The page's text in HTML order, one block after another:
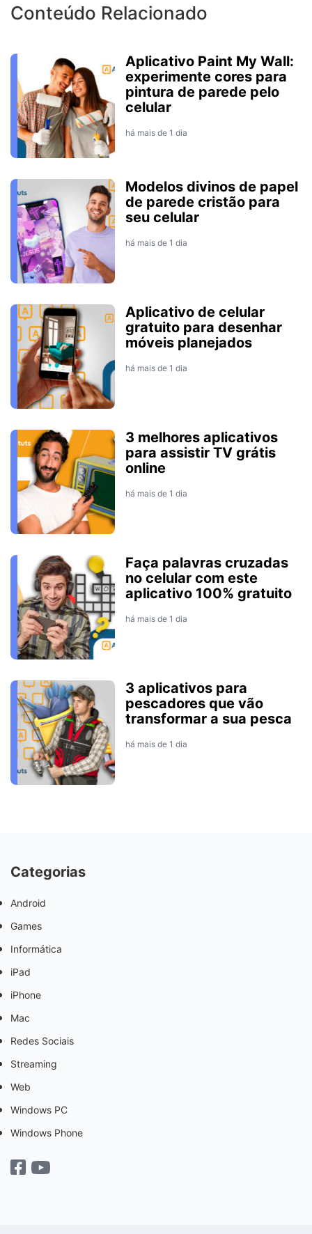
Conteúdo Relacionado
Aplicativo Paint My Wall:
experimente cores para
pintura de parede pelo
celular
há mais de 1 dia
Modelos divinos de papel
de parede cristão para
seu celular
há mais de 1 dia
Aplicativo de celular
gratuito para desenhar
móveis planejados
há mais de 1 dia
3 melhores aplicativos
para assistir TV grátis
online
há mais de 1 dia
Faça palavras cruzadas
no celular com este
aplicativo 100% gratuito
há mais de 1 dia
3 aplicativos para
pescadores que vão
transformar a sua pesca
há mais de 1 dia
Categorias
Android
Games
Informática
iPad
iPhone
Mac
Redes Sociais
Streaming
Web
Windows PC
Windows Phone